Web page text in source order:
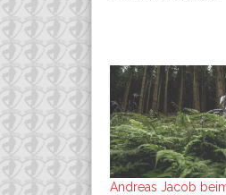
Andreas Jacob